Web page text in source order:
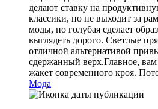
делают ставку на
классики, но не выходит за
моды, но голубая сделает
выглядеть дорого. Светлые
отличной альтернативой
сдержанный верх.Главное,
жакет современного кроя.
Мода